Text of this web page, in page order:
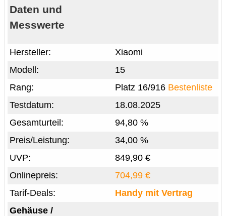
Daten und
Messwerte
Xiaomi
Hersteller:
15
Modell:
Platz 16/916 Bestenliste
Rang:
18.08.2025
Testdatum:
94,80 %
Gesamturteil:
34,00 %
Preis/Leistung:
849,90 €
UVP:
704,99 €
Onlinepreis:
Handy mit Vertrag
Tarif-Deals:
Gehäuse /